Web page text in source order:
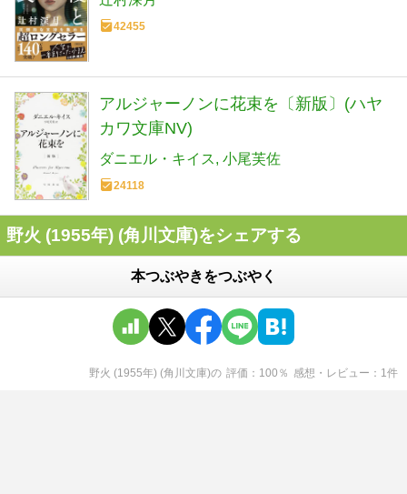
42455
アルジャーノンに花束を〔新版〕(ハヤ
カワ文庫NV)
ダニエル・キイス 小尾芙佐
24118
野火 (1955年) (角川文庫)をシェアする
本つぶやきをつぶやく
野火 (1955年) (角川文庫)の 評価 100 ％ 感想・レビュー 1件